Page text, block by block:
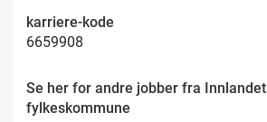
karriere-kode
6659908
Se her for andre jobber fra Innlandet
fylkeskommune